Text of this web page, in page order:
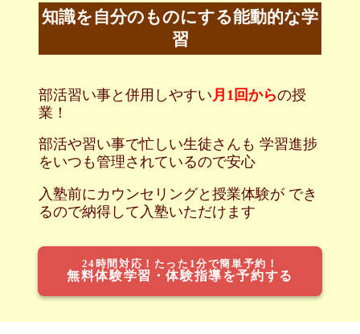
知識を自分のものにする能動的な学
習
部活習い事と併用しやすい 月1回からの授
業！
部活や習い事で忙しい生徒さんも 学習進捗
をいつも管理されているので安心
入塾前にカウンセリングと授業体験が でき
るので納得して入塾いただけます
24時間対応！たった1分で簡単予約！
無料体験学習・体験指導を予約する